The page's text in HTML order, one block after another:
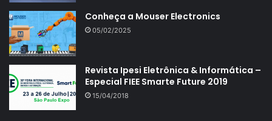
Conheça a Mouser Electronics
05/02/2025
Revista Ipesi Eletrônica & Informática –
Especial FIEE Smarte Future 2019
15/04/2018